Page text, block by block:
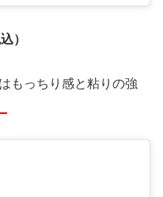
）
もっちり感と粘りの強